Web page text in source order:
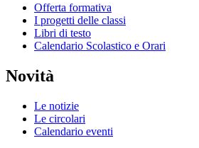
Offerta formativa
I progetti delle classi
Libri di testo
Calendario Scolastico e Orari
Novità
Le notizie
Le circolari
Calendario eventi